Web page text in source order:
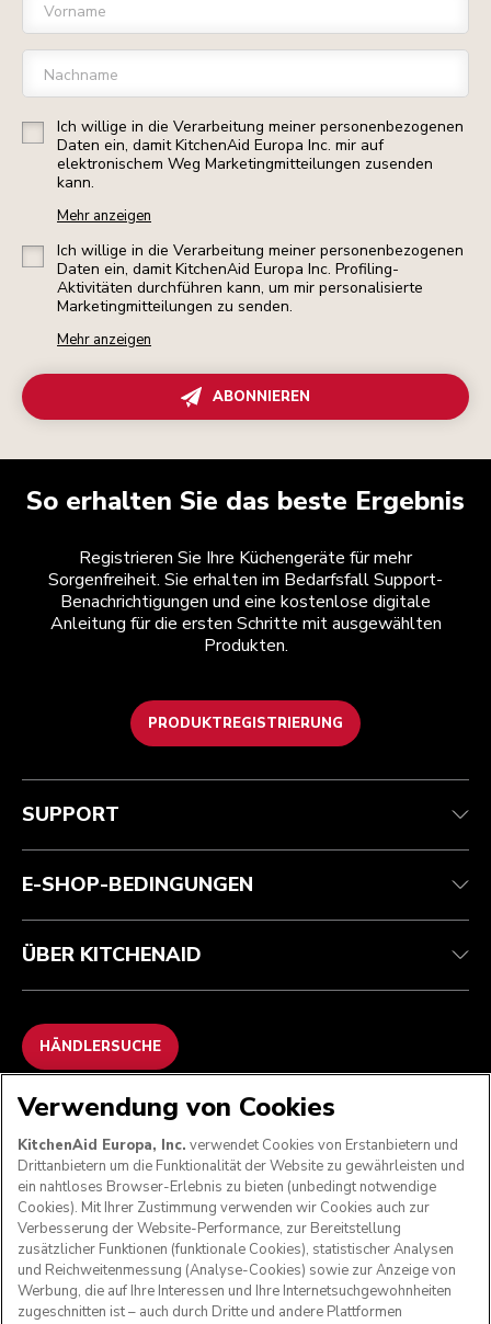
Vorname
Nachname
Ich willige in die Verarbeitung meiner personenbezogenen
Daten ein, damit KitchenAid Europa Inc. mir auf
elektronischem Weg Marketingmitteilungen zusenden
kann.
Mehr anzeigen
Ich willige in die Verarbeitung meiner personenbezogenen
Daten ein, damit KitchenAid Europa Inc. Profiling-
Aktivitäten durchführen kann, um mir personalisierte
Marketingmitteilungen zu senden.
Mehr anzeigen
ABONNIEREN
So erhalten Sie das beste Ergebnis
Registrieren Sie Ihre Küchengeräte für mehr
Sorgenfreiheit. Sie erhalten im Bedarfsfall Support-
Benachrichtigungen und eine kostenlose digitale
Anleitung für die ersten Schritte mit ausgewählten
Produkten.
PRODUKTREGISTRIERUNG
Kundenservice
Garantie und Dokumente
Kontaktieren Sie uns.
Teilnahmebedingungen
Rückgaben und Erstattungen
Impressum
ODR
Die Marke
Händlersuche
SUPPORT
E-SHOP-BEDINGUNGEN
ÜBER KITCHENAID
HÄNDLERSUCHE
WIR AKZEPTIEREN
FOLGEN SIE UNS
Verwendung von Cookies
KitchenAid Europa, Inc. verwendet Cookies von Erstanbietern und
Drittanbietern um die Funktionalität der Website zu gewährleisten und
ein nahtloses Browser-Erlebnis zu bieten (unbedingt notwendige
Cookies). Mit Ihrer Zustimmung verwenden wir Cookies auch zur
Verbesserung der Website-Performance, zur Bereitstellung
zusätzlicher Funktionen (funktionale Cookies), statistischer Analysen
und Reichweitenmessung (Analyse-Cookies) sowie zur Anzeige von
Werbung, die auf Ihre Interessen und Ihre Internetsuchgewohnheiten
zugeschnitten ist – auch durch Dritte und andere Plattformen